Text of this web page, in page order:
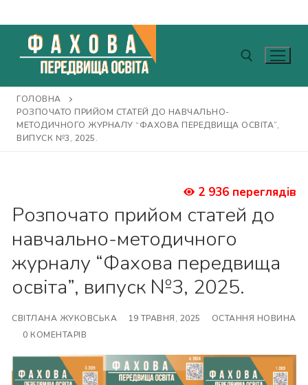
Перейти
Пошук:
ГОЛОВНА
РОЗПОЧАТО ПРИЙОМ СТАТЕЙ ДО НАВЧАЛЬНО-
МЕТОДИЧНОГО ЖУРНАЛУ “ФАХОВА ПЕРЕДВИЩА ОСВІТА”,
ВИПУСК №3, 2025.
2 936 переглядів
Розпочато прийом статей до
навчально-методичного
журналу “Фахова передвища
освіта”, випуск №3, 2025.
СВІТЛАНА ЖУКОВСЬКА 19 ТРАВНЯ, 2025
ОСТАННЯ НОВИНА
0 КОМЕНТАРІВ